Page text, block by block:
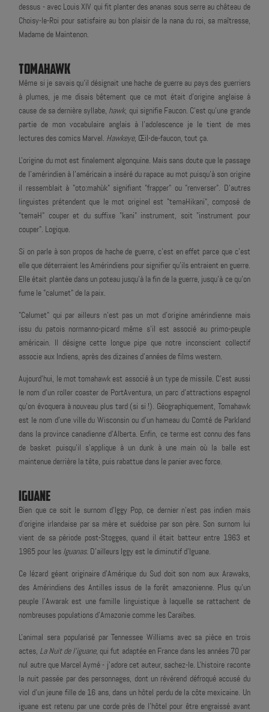
dessus - avec Louis XIV qui fit planter des ananas sous serre au château de
Choisy-le-Roi pour satisfaire au bon plaisir de la nana du roi, sa maîtresse,
Madame de Maintenon.
TOMAHAWK
Même si je savais qu'il désignait une hache de guerre au pays des guerriers
à plumes, je me disais bêtement que ce mot était d'origine anglaise à
cause de sa dernière syllabe, hawk, qui signifie Faucon. C'est qu'une grande
partie de mon vocabulaire anglais à l'adolescence je le tient de mes
lectures des comics Marvel. Hawkeye, Œil-de-faucon, tout ça.
L'origine du mot est finalement algonquine. Mais sans doute que le passage
de l'amérindien à l'américain a inséré du rapace au mot puisqu'à son origine
il ressemblait à "oto:mahùk" signifiant "frapper" ou "renverser". D'autres
linguistes prétendent que le mot originel est "temaHikani", composé de
"temaH" couper et du suffixe "kani" instrument, soit "instrument pour
couper". Logique.
Si on parle à son propos de hache de guerre, c'est en effet parce que c'est
elle que déterraient les Amérindiens pour signifier qu'ils entraient en guerre.
Elle était plantée dans un poteau jusqu'à la fin de la guerre, jusqu'à ce qu'on
fume le "calumet" de la paix.
"Calumet" qui par ailleurs n'est pas un mot d'origine amérindienne mais
issu du patois normanno-picard même s'il est associé au primo-peuple
américain. Il désigne cette longue pipe que notre inconscient collectif
associe aux Indiens, après des dizaines d'années de films western.
Aujourd'hui, le mot tomahawk est associé à un type de missile. C'est aussi
le nom d'un roller coaster de PortAventura, un parc d'attractions espagnol
qu'on évoquera à nouveau plus tard (si si !). Géographiquement, Tomahawk
est le nom d'une ville du Wisconsin ou d'un hameau du Comté de Parkland
dans la province canadienne d'Alberta. Enfin, ce terme est connu des fans
de basket puisqu'il s'applique à un dunk à une main où la balle est
maintenue derrière la tête, puis rabattue dans le panier avec force.
IGUANE
Bien que ce soit le surnom d'Iggy Pop, ce dernier n'est pas indien mais
d'origine irlandaise par sa mère et suédoise par son père. Son surnom lui
vient de sa période post-Stogges, quand il était batteur entre 1963 et
1965 pour les Iguanas. D'ailleurs Iggy est le diminutif d'Iguane.
Ce lézard géant originaire d'Amérique du Sud doit son nom aux Arawaks,
des Amérindiens des Antilles issus de la forêt amazonienne. Plus qu'un
peuple l'Awarak est une famille linguistique à laquelle se rattachent de
nombreuses populations d'Amazonie comme les Caraïbes.
L'animal sera popularisé par Tennessee Williams avec sa pièce en trois
actes, La Nuit de l'iguane, qui fut adaptée en France dans les années 70 par
nul autre que Marcel Aymé - j'adore cet auteur, sachez-le. L'histoire raconte
la nuit passée par des personnages, dont un révérend défroqué accusé du
viol d'un jeune fille de 16 ans, dans un hôtel perdu de la côte mexicaine. Un
iguane est retenu par une corde près de l’hôtel pour être engraissé avant